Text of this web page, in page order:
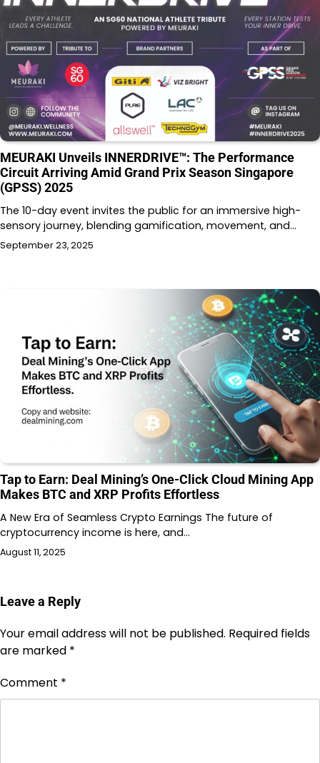
MEURAKI Unveils INNERDRIVE™: The Performance
Circuit Arriving Amid Grand Prix Season Singapore
(GPSS) 2025
The 10-day event invites the public for an immersive high-
sensory journey, blending gamification, movement, and…
September 23, 2025
Tap to Earn: Deal Mining’s One-Click Cloud Mining App
Makes BTC and XRP Profits Effortless
A New Era of Seamless Crypto Earnings The future of
cryptocurrency income is here, and…
August 11, 2025
Leave a Reply
Your email address will not be published. Required fields
are marked *
Comment *